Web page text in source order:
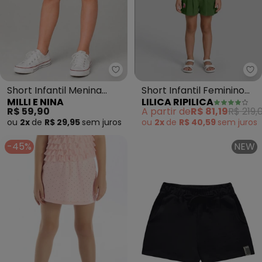
Milli e Nina - Short Infantil
Short Infantil Menina
(Rosa)
MILLI E NINA
R$ 59,90
ou 2x de R$ 29,95 sem juros
Short Infantil Feminino
(Verde)
LILICA RIPILICA
A partir deR$ 81,19R$
ou 2x de R$ 40,59 sem juros
-45% NEW